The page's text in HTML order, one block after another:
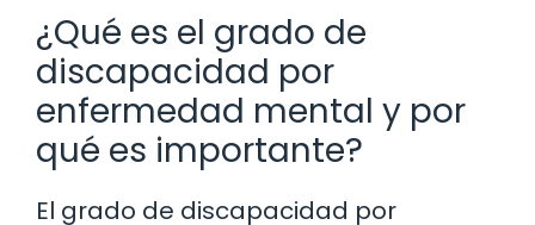
¿Qué es el grado de
discapacidad por
enfermedad mental y por
qué es importante?
El grado de discapacidad por